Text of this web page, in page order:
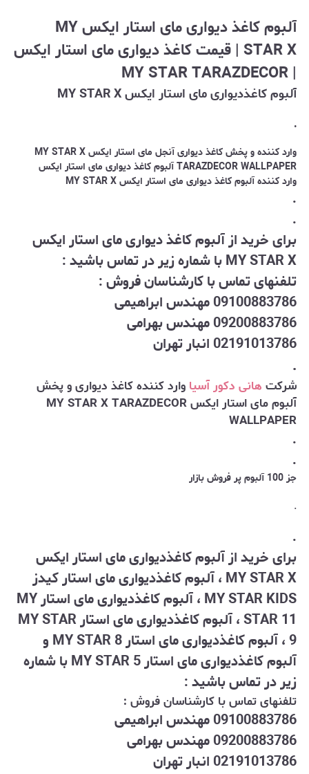
آلبوم کاغذ دیواری مای استار ایکس MY
STAR X | قیمت کاغذ دیواری مای استار ایکس
| MY STAR TARAZDECOR
آلبوم کاغذدیواری مای استار ایکس MY STAR X
.
وارد کننده و پخش کاغذ دیواریآنجل مای استار ایکس MY STAR X
TARAZDECOR WALLPAPER آلبوم کاغذ دیواری مای استار ایکس
وارد کننده آلبوم کاغذ دیواری مای استار ایکس MY STAR X
.
.
برای خرید از آلبوم کاغذ دیواری مای استار ایکس
MY STAR X با شماره زیر در تماس باشید :
تلفنهای تماس با کارشناسان فروش :
09100883786 مهندس ابراهیمی
09200883786 مهندس بهرامی
02191013786 انبار تهران
.
شرکت هانی دکور آسیا وارد کننده کاغذ دیواری و پخش
آلبوممای استار ایکس MY STAR X TARAZDECOR
WALLPAPER
.
.
جز 100 آلبوم پر فروش بازار
.
.
برای خرید از آلبوم کاغذدیواری مای استار ایکس
MY STAR X ، آلبوم کاغذدیواری مای استار کیدز
MY STAR KIDS ، آلبوم کاغذدیواری مای استار MY
STAR 11 ، آلبوم کاغذدیواری مای استار MY STAR
9 ، آلبوم کاغذدیواری مای استار MY STAR 8 و
آلبوم کاغذدیواری مای استار MY STAR 5 با شماره
زیر در تماس باشید :
تلفنهای تماس با کارشناسان فروش :
09100883786 مهندس ابراهیمی
09200883786 مهندس بهرامی
02191013786 انبار تهران